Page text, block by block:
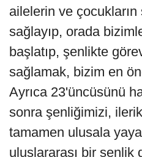
ailelerin ve çocukların
sağlayıp, orada
başlatıp, şenlikte
sağlamak, bizim en
Ayrıca 23'üncüsünü
sonra şenliğimizi,
tamamen ulusala
uluslararası bir şenlik